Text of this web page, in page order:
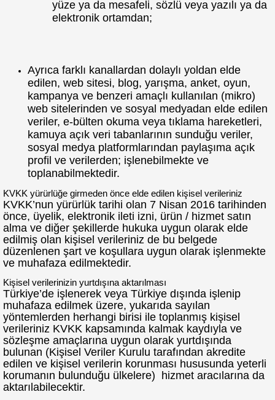
yüze ya da mesafeli, sözlü veya yazılı ya da
elektronik ortamdan;
Ayrıca farklı kanallardan dolaylı yoldan elde
edilen, web sitesi, blog, yarışma, anket, oyun,
kampanya ve benzeri amaçlı kullanılan (mikro)
web sitelerinden ve sosyal medyadan elde edilen
veriler, e-bülten okuma veya tıklama hareketleri,
kamuya açık veri tabanlarının sunduğu veriler,
sosyal medya platformlarından paylaşıma açık
profil ve verilerden; işlenebilmekte ve
toplanabilmektedir.
KVKK yürürlüğe girmeden önce elde edilen kişisel verileriniz
KVKK’nun yürürlük tarihi olan 7 Nisan 2016 tarihinden
önce, üyelik, elektronik ileti izni, ürün / hizmet satın
alma ve diğer şekillerde hukuka uygun olarak elde
edilmiş olan kişisel verileriniz de bu belgede
düzenlenen şart ve koşullara uygun olarak işlenmekte
ve muhafaza edilmektedir.
Kişisel verilerinizin yurtdışına aktarılması
Türkiye’de işlenerek veya Türkiye dışında işlenip
muhafaza edilmek üzere, yukarıda sayılan
yöntemlerden herhangi birisi ile toplanmış kişisel
verileriniz KVKK kapsamında kalmak kaydıyla ve
sözleşme amaçlarına uygun olarak yurtdışında
bulunan (Kişisel Veriler Kurulu tarafından akredite
edilen ve kişisel verilerin korunması hususunda yeterli
korumanın bulunduğu ülkelere) hizmet aracılarına da
aktarılabilecektir.